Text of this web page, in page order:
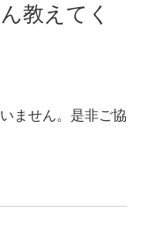
教えてく
ません。是非ご協